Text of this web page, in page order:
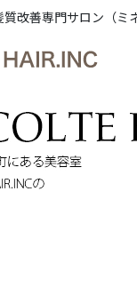
改善専門サロン（ミ